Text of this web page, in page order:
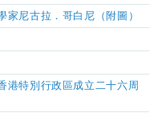
尼古拉．哥白尼（附圖）
港特別行政區成立二十六周